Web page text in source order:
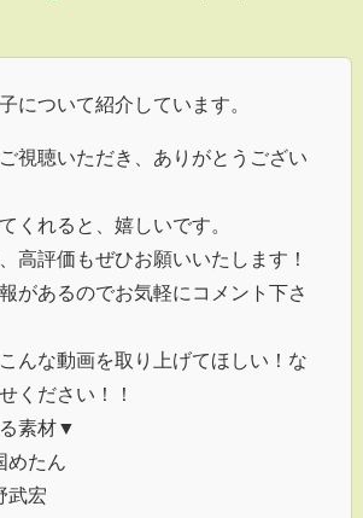
について紹介しています。
視聴いただき、ありがとうござい
くれると、嬉しいです。
高評価もぜひお願いいたします！
があるのでお気軽にコメント下さ
んな動画を取り上げてほしい！な
ください！！
素材▼
たん
武宏